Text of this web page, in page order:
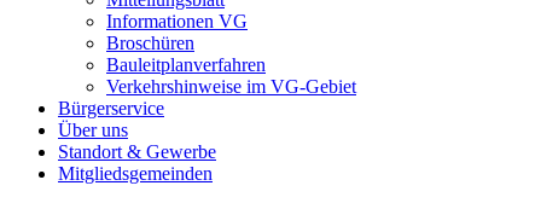
Informationen VG
Broschüren
Bauleitplanverfahren
Verkehrshinweise im VG-Gebiet
Bürgerservice
Über uns
Standort & Gewerbe
Mitgliedsgemeinden